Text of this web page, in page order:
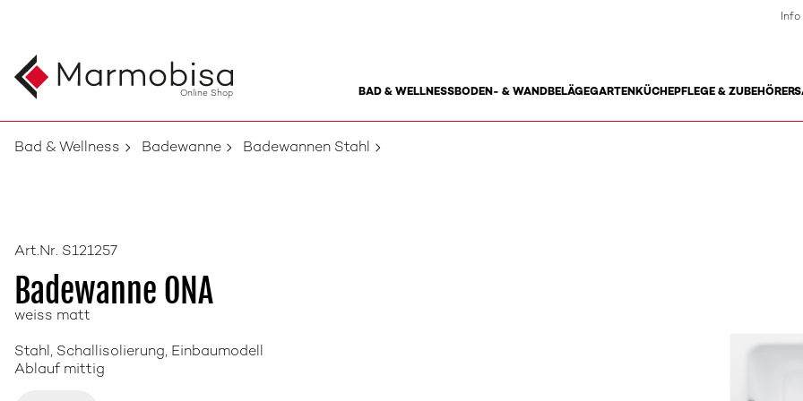
Online Shop BAD & WELLNESSBODEN- & WANDBELÄGEGARTENKÜCHEPFLEGE & ZUBEHÖR
Info
Bad & Wellness Badewanne Badewannen Stahl
Art.Nr. S121257
Badewanne ONA
weiss matt
Stahl, Schallisolierung, Einbaumodell
Ablauf mittig